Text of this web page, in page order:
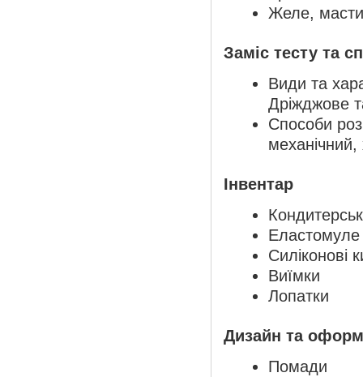
Желе,
Заміс тесту та
Види та
Дріжджове
Способи
механічний,
Інвентар
Еластомуле
Силіконові
Виїмки
Лопатки
Дизайн та
Помади